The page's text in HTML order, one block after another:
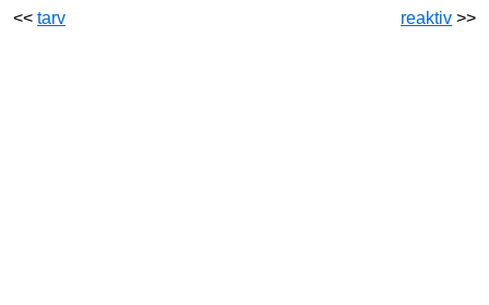
<< tarv reaktiv >>